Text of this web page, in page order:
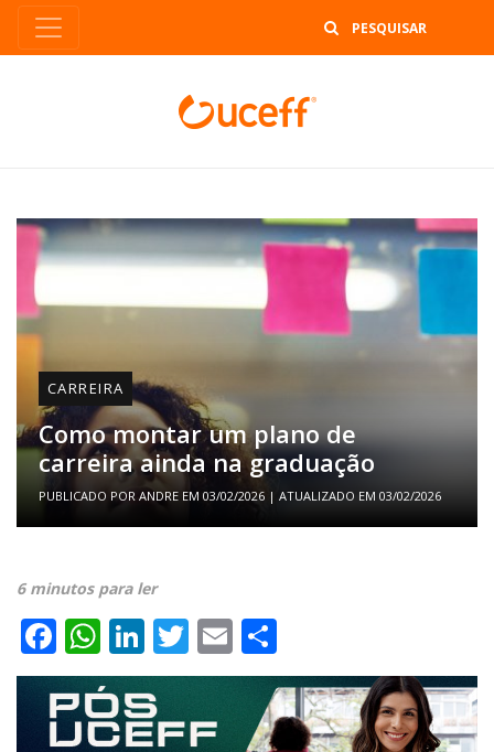
CARREIRA
Como montar um plano de
carreira ainda na graduação
PUBLICADO POR ANDRE EM 03/02/2026 | ATUALIZADO EM 03/02/2026
6 minutos para ler
Facebook
WhatsApp
LinkedIn
Twitter
Email